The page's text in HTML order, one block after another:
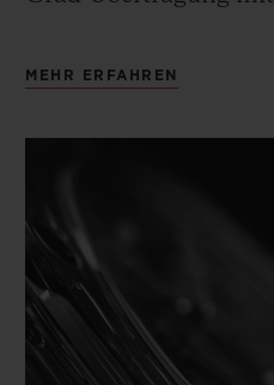
MEHR ERFAHREN